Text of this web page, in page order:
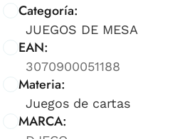
Categoría:
JUEGOS DE MESA
EAN:
3070900051188
Materia:
Juegos de cartas
MARCA: